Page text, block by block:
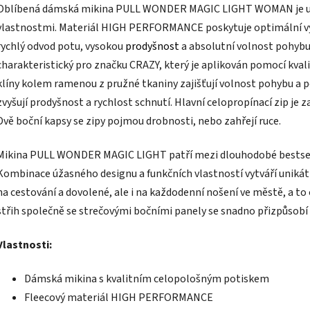
dámská mikina PULL WONDER MAGIC LIGHT WOMAN
Materiál HIGH PERFORMANCE poskytuje
odvod potu, vysokou prodyšnosta absolutní volnost
pro značku CRAZY, který je aplikován pomocí
kolem ramenou z pružné tkaniny zajišťují volnost pohybu a
prodyšnost a rychlost schnutí. Hlavní celopropínací zip je
boční kapsy se zipy pojmou drobnosti, nebo zahřejí ruce.
PULL WONDER MAGIC LIGHT patří mezi dlouhodobé
úžasného designu a funkčních vlastností vytváří
cestování a dovolené, ale i na každodenní nošení ve městě, a
společně se strečovými bočními panely se snadno
Dámská mikina s kvalitním celopološným potiskem
Fleecový materiál HIGH PERFORMANCE